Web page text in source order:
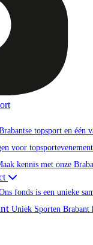
topsport en
voor
kennis met onze
fonds is een unieke
Uniek Sporten Brabant